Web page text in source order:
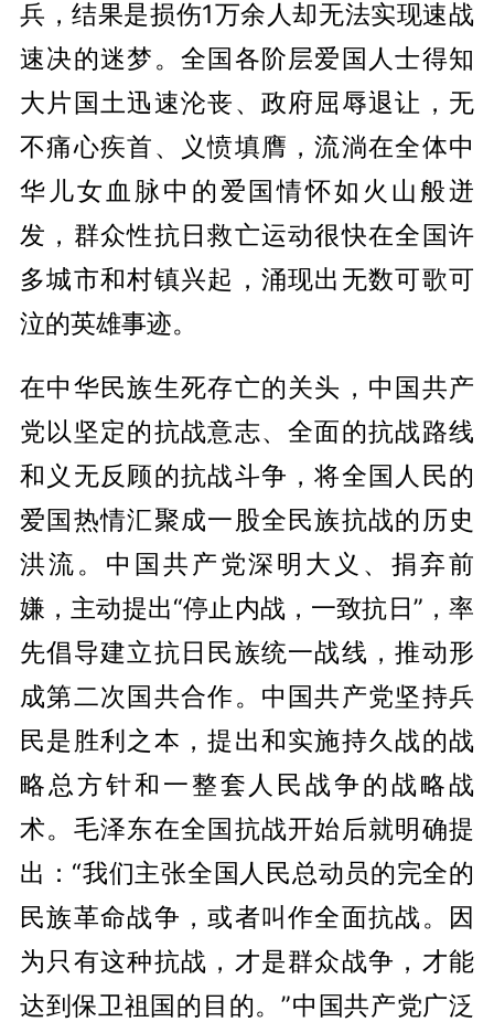
兵，结果是损伤1万余人却无法实现速战
速决的迷梦。全国各阶层爱国人士得知
大片国土迅速沦丧、政府屈辱退让，无
不痛心疾首、义愤填膺，流淌在全体中
华儿女血脉中的爱国情怀如火山般迸
发，群众性抗日救亡运动很快在全国许
多城市和村镇兴起，涌现出无数可歌可
泣的英雄事迹。
在中华民族生死存亡的关头，中国共产
党以坚定的抗战意志、全面的抗战路线
和义无反顾的抗战斗争，将全国人民的
爱国热情汇聚成一股全民族抗战的历史
洪流。中国共产党深明大义、捐弃前
嫌，主动提出“停止内战，一致抗日”，率
先倡导建立抗日民族统一战线，推动形
成第二次国共合作。中国共产党坚持兵
民是胜利之本，提出和实施持久战的战
略总方针和一整套人民战争的战略战
术。毛泽东在全国抗战开始后就明确提
出：“我们主张全国人民总动员的完全的
民族革命战争，或者叫作全面抗战。因
为只有这种抗战，才是群众战争，才能
达到保卫祖国的目的。”中国共产党广泛